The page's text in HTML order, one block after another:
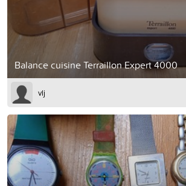
Balance cuisine Terraillon Expert 4000
vlj